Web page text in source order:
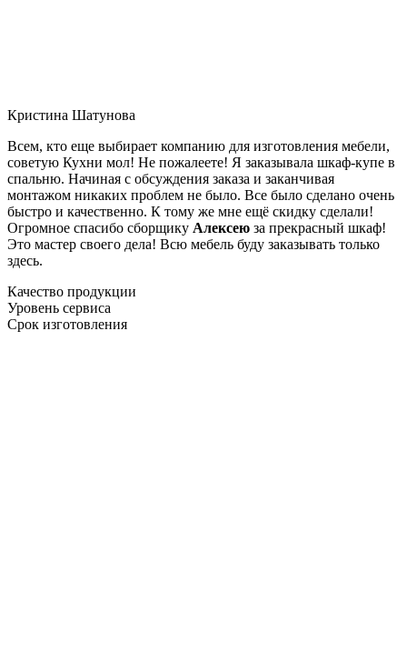
Кристина Шатунова
Всем, кто еще выбирает компанию для изготовления мебели,
советую Кухни мол! Не пожалеете! Я заказывала шкаф-купе в
спальню. Начиная с обсуждения заказа и заканчивая
монтажом никаких проблем не было. Все было сделано очень
быстро и качественно. К тому же мне ещё скидку сделали!
Огромное спасибо сборщику Алексею за прекрасный шкаф!
Это мастер своего дела! Всю мебель буду заказывать только
здесь.
Качество продукции
Уровень сервиса
Срок изготовления